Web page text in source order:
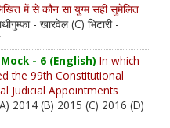
में से कौन सा युग्म सही सुमेलित
- खारवेल (C) भिटारी -
- 6 (English) In which
the 99th Constitutional
Judicial Appointments
2014 (B) 2015 (C) 2016 (D)